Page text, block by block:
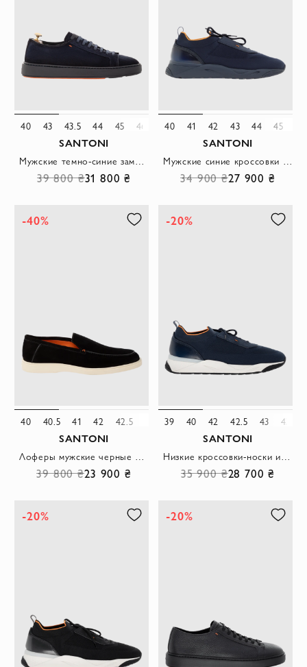
40 43 43.5 44 45 46
SANTONI
39 800 ₴31 800 ₴
40 41 42 43 44 45
SANTONI
34 900 ₴27 900 ₴
-40%
40 40.5 41 42 42.5
SANTONI
39 800 ₴23 900 ₴
-20%
39 40 42 42.5 43 43.5
SANTONI
35 900 ₴28 700 ₴
-20% -20%